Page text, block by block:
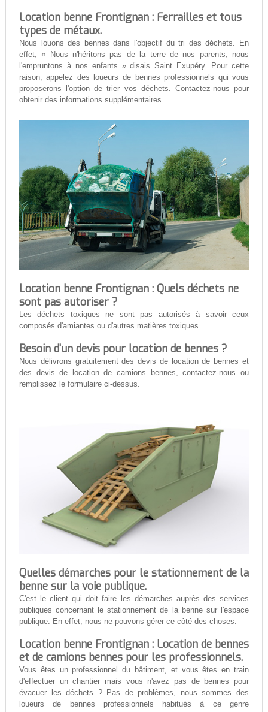
Location benne Frontignan : Ferrailles et tous
types de métaux.
Nous louons des bennes dans l'objectif du tri des déchets. En
effet, « Nous n'héritons pas de la terre de nos parents, nous
l'empruntons à nos enfants » disais Saint Exupéry. Pour cette
raison, appelez des loueurs de bennes professionnels qui vous
proposerons l'option de trier vos déchets. Contactez-nous pour
obtenir des informations supplémentaires.
Location benne Frontignan : Quels déchets ne
sont pas autoriser ?
Les déchets toxiques ne sont pas autorisés à savoir ceux
composés d'amiantes ou d'autres matières toxiques.
Besoin d'un devis pour location de bennes ?
Nous délivrons gratuitement des devis de location de bennes et
des devis de location de camions bennes, contactez-nous ou
remplissez le formulaire ci-dessus.
Quelles démarches pour le stationnement de la
benne sur la voie publique.
C'est le client qui doit faire les démarches auprès des services
publiques concernant le stationnement de la benne sur l'espace
publique. En effet, nous ne pouvons gérer ce côté des choses.
Location benne Frontignan : Location de bennes
et de camions bennes pour les professionnels.
Vous êtes un professionnel du bâtiment, et vous êtes en train
d'effectuer un chantier mais vous n'avez pas de bennes pour
évacuer les déchets ? Pas de problèmes, nous sommes des
loueurs de bennes professionnels habitués à ce genre